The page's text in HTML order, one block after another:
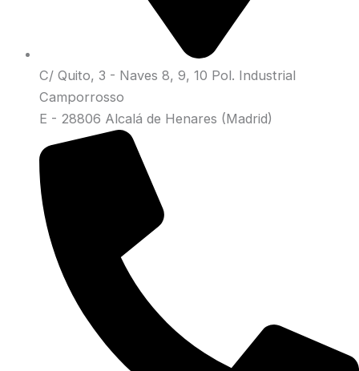
C/ Quito, 3 - Naves 8, 9, 10 Pol. Industrial
Camporrosso
E - 28806 Alcalá de Henares (Madrid)